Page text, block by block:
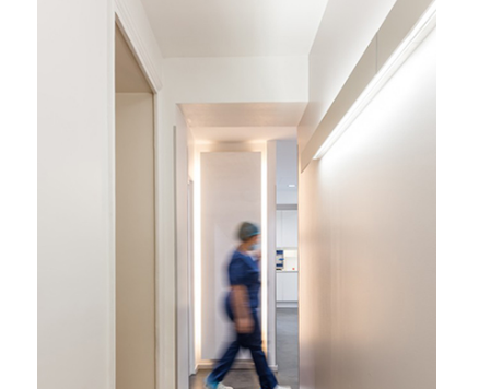
Cabinet de stomatologie du Dr
Tordjman